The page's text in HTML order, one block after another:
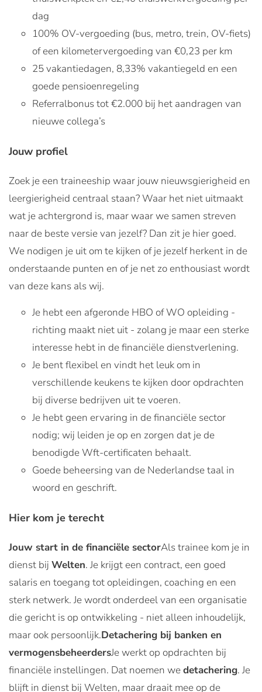
dag
100% OV-vergoeding (bus, metro, trein, OV-fiets)
of een kilometervergoeding van €0,23 per km
25 vakantiedagen, 8,33% vakantiegeld en een
goede pensioenregeling
Referralbonus tot €2.000 bij het aandragen van
nieuwe collega’s
Jouw profiel
Zoek je een traineeship waar jouw nieuwsgierigheid en
leergierigheid centraal staan? Waar het niet uitmaakt
wat je achtergrond is, maar waar we samen streven
naar de beste versie van jezelf? Dan zit je hier goed.
We nodigen je uit om te kijken of je jezelf herkent in de
onderstaande punten en of je net zo enthousiast wordt
van deze kans als wij.
Je hebt een afgeronde HBO of WO opleiding -
richting maakt niet uit - zolang je maar een sterke
interesse hebt in de financiële dienstverlening.
Je bent flexibel en vindt het leuk om in
verschillende keukens te kijken door opdrachten
bij diverse bedrijven uit te voeren.
Je hebt geen ervaring in de financiële sector
nodig; wij leiden je op en zorgen dat je de
benodigde Wft-certificaten behaalt.
Goede beheersing van de Nederlandse taal in
woord en geschrift.
Hier kom je terecht
Jouw start in de financiële sectorAls trainee kom je in
dienst bij Welten. Je krijgt een contract, een goed
salaris en toegang tot opleidingen, coaching en een
sterk netwerk. Je wordt onderdeel van een organisatie
die gericht is op ontwikkeling - niet alleen inhoudelijk,
maar ook persoonlijk.Detachering bij banken en
vermogensbeheerdersJe werkt op opdrachten bij
financiële instellingen. Dat noemen wedetachering. Je
blijft in dienst bij Welten, maar draait mee op de